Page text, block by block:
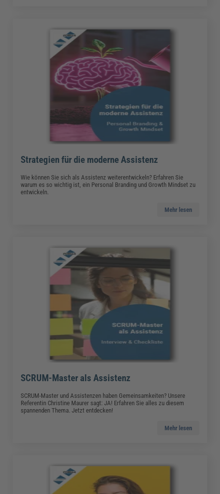
Strategien für die moderne Assistenz
Wie können Sie sich als Assistenz weiterentwickeln? Erfahren Sie
warum es so wichtig ist, ein Personal Branding und Growth Mindset zu
entwickeln.
Mehr lesen
SCRUM-Master als Assistenz
SCRUM-Master und Assistenzen haben Gemeinsamkeiten? Unsere
Referentin Christine Maurer sagt: JA! Erfahren Sie alles zu diesem
spannenden Thema. Jetzt entdecken!
Mehr lesen